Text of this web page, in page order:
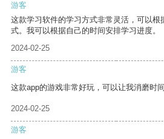
游客
这款学习软件的学习方式非常灵活，可以根
式。我可以根据自己的时间安排学习进度。
2024-02-25
游客
这款app的游戏非常好玩，可以让我消磨时间
2024-02-25
游客